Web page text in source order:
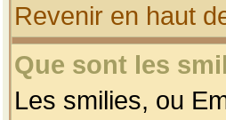
Revenir en haut
Que sont les
Les smilies, ou